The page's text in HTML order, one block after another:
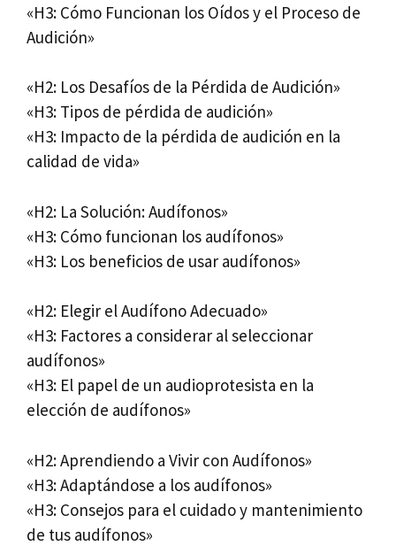
«H3: Cómo Funcionan los Oídos y el Proceso de
Audición»
«H2: Los Desafíos de la Pérdida de Audición»
«H3: Tipos de pérdida de audición»
«H3: Impacto de la pérdida de audición en la
calidad de vida»
«H2: La Solución: Audífonos»
«H3: Cómo funcionan los audífonos»
«H3: Los beneficios de usar audífonos»
«H2: Elegir el Audífono Adecuado»
«H3: Factores a considerar al seleccionar
audífonos»
«H3: El papel de un audioprotesista en la
elección de audífonos»
«H2: Aprendiendo a Vivir con Audífonos»
«H3: Adaptándose a los audífonos»
«H3: Consejos para el cuidado y mantenimiento
de tus audífonos»